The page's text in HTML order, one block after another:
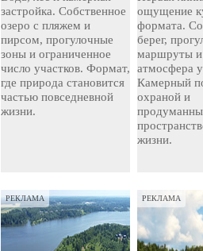
застройка. Собственное
озеро с пляжем и
пирсом, прогулочные
зоны и ограниченное
число участков. Формат,
где природа становится
частью повседневной
жизни.
ощущение
формата.
берег,
маршруты и
атмосфера
Камерный
охраной и
жизни.
РЕКЛАМА РЕКЛАМА